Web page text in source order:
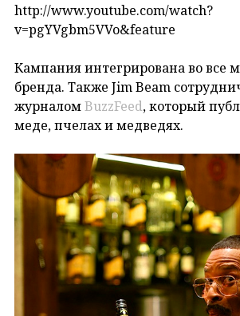
http://www.youtube.com/watch?
v=pgYVgbm5VVo&feature
Кампания интегрирована во все
бренда. Также Jim Beam
журналомBuzzFeed, который
меде, пчелах и медведях.